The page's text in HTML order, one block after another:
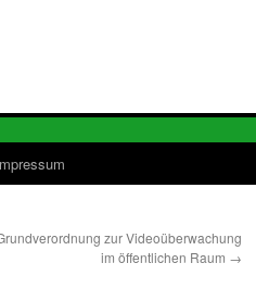
zur Videoüberwachung
im öffentlichen Raum →